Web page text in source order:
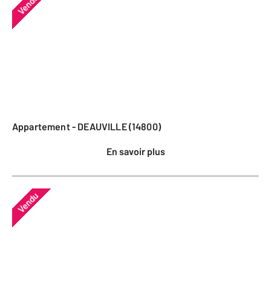
Appartement - DEAUVILLE (14800)
En savoir plus
Vendu